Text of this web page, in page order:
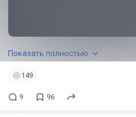
Показать полностью
149
9 96